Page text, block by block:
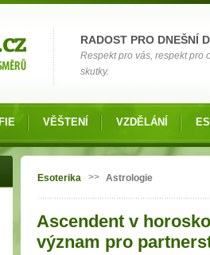
RADOST PRO DNEŠNÍ
Respekt pro vás, respekt pro
skutky.
VĚŠTENÍ VZDĚLÁNÍ
Jste zde
Esoterika >> Astrologie
Ascendent v
význam pro